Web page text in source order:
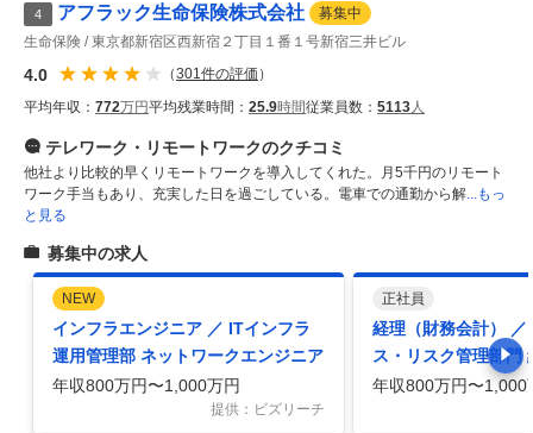
4 アフラック生命保険株式会社
募集中
生命保険
東京都新宿区西新宿２丁目１番１号新宿三井ビル
4.0 （301件の評価 ）
平均年収： 772万円平均残業時間： 25.9時間従業員数： 5113人
テレワーク・リモートワークのクチコミ
他社より比較的早くリモートワークを導入してくれた。月5千円のリモート
ワーク手当もあり、充実した日を過ごしている。電車での通勤から解...もっ
と見る
募集中の求人
NEW
インフラエンジニア ／ ITインフラ
運用管理部 ネットワークエンジニア
年収800万円〜1,000万円
提供：ビズリーチ
正社員
経理（財務会計） ／
ス・リスク管理部門
先は要調整）
年収800万円〜1,000